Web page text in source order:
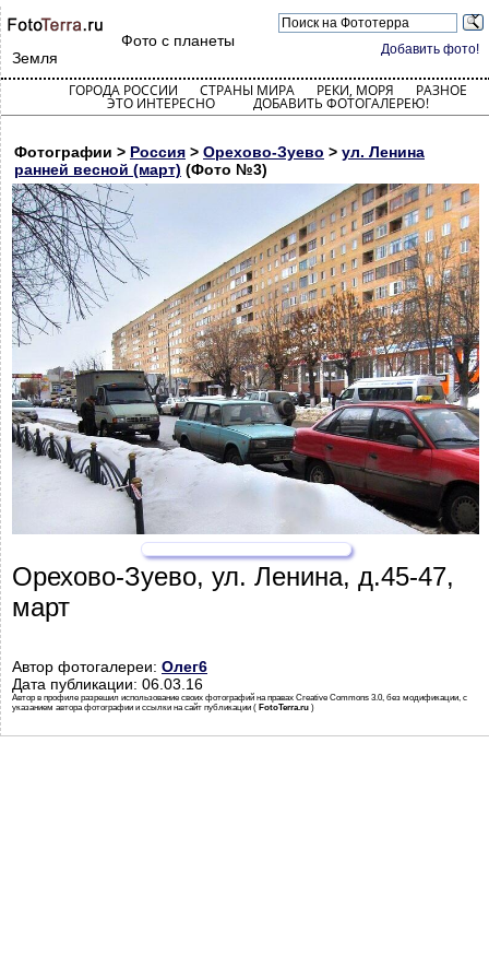
Добавить фото!
Фото с планеты
Земля
ГОРОДА РОССИИ СТРАНЫ МИРА РЕКИ, МОРЯ РАЗНОЕ
ЭТО ИНТЕРЕСНО ДОБАВИТЬ ФОТОГАЛЕРЕЮ!
Фотографии > Россия > Орехово-Зуево > ул. Ленина
ранней весной (март) (Фото №3)
Орехово-Зуево, ул. Ленина, д.45-47,
март
Автор фотогалереи: Олег6
Дата публикации: 06.03.16
Автор в профиле разрешил использование своих фотографий на правах Creative Commons 3.0, без модификации, с
указанием автора фотографии и ссылки на сайт публикации ( FotoTerra.ru )